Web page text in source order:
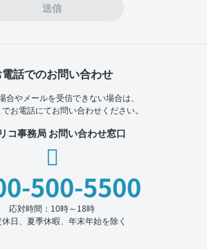
送信
話でのお問い合わせ
合やメールを受信できない場合は、
お電話にてお問い合わせください。
コ事務局 お問い合わせ窓口
500-5500
応対時間：10時～18時
日、夏季休暇、年末年始を除く